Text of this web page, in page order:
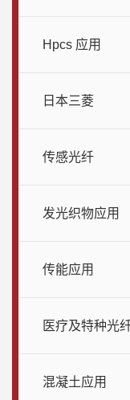
Hpcs 应用
日本三菱
传感光纤
发光织物应用
传能应用
医疗及特种光
混凝土应用